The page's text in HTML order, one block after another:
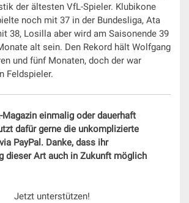
der ältesten VfL-Spieler. Klubikone
noch mit 37 in der Bundesliga, Ata
38, Losilla aber wird am Saisonende 39
alt sein. Den Rekord hält Wolfgang
und fünf Monaten, doch der war
Feldspieler.
einmalig oder dauerhaft
dafür gerne die unkomplizierte
PayPal. Danke, dass ihr
dieser Art auch in Zukunft möglich
Jetzt unterstützen!